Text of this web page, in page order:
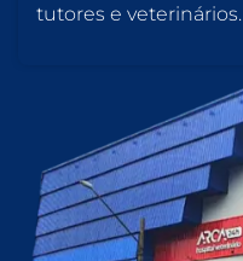
tutores e veterinários.